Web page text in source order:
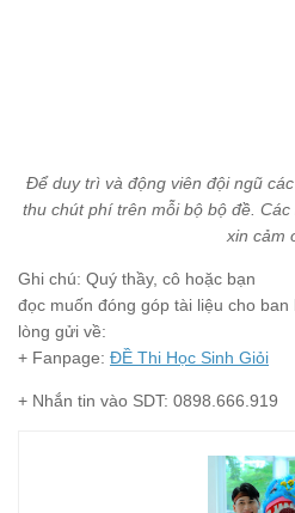
Để duy trì và động viên đội ngũ
thu chút phí trên mỗi bộ bộ đề. Các
xin cảm
Ghi chú: Quý thầy, cô hoặc bạn
đọc muốn đóng góp tài liệu cho
lòng gửi về:
+ Fanpage: ĐỀ Thi Học Sinh Giỏi
+ Nhắn tin vào SDT: 0898.666.919